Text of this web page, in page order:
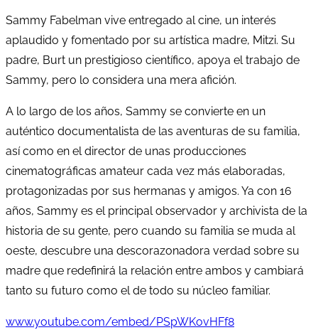
Sammy Fabelman vive entregado al cine, un interés
aplaudido y fomentado por su artística madre, Mitzi. Su
padre, Burt un prestigioso científico, apoya el trabajo de
Sammy, pero lo considera una mera afición.
A lo largo de los años, Sammy se convierte en un
auténtico documentalista de las aventuras de su familia,
así como en el director de unas producciones
cinematográficas amateur cada vez más elaboradas,
protagonizadas por sus hermanas y amigos. Ya con 16
años, Sammy es el principal observador y archivista de la
historia de su gente, pero cuando su familia se muda al
oeste, descubre una descorazonadora verdad sobre su
madre que redefinirá la relación entre ambos y cambiará
tanto su futuro como el de todo su núcleo familiar.
www.youtube.com/embed/PSpWKovHFf8